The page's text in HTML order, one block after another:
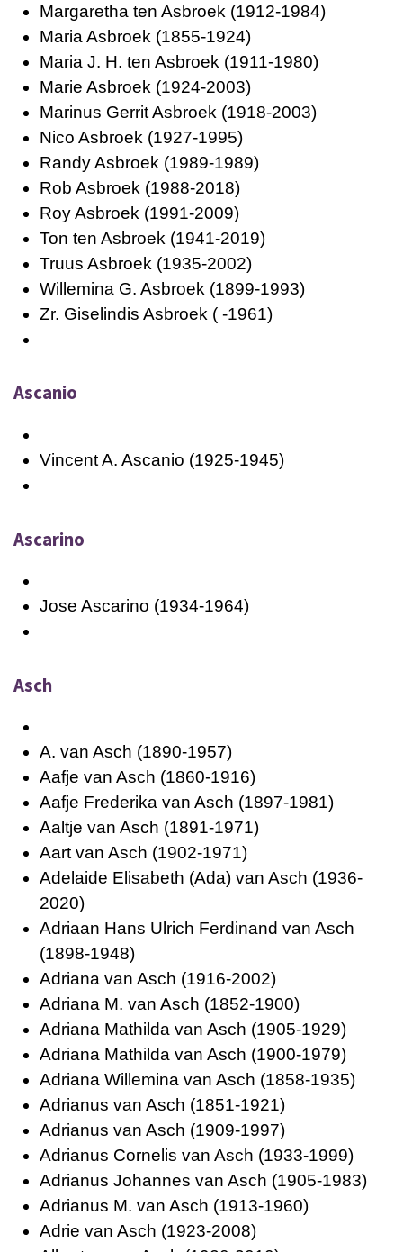
Margaretha ten Asbroek (1912-1984)
Maria Asbroek (1855-1924)
Maria J. H. ten Asbroek (1911-1980)
Marie Asbroek (1924-2003)
Marinus Gerrit Asbroek (1918-2003)
Nico Asbroek (1927-1995)
Randy Asbroek (1989-1989)
Rob Asbroek (1988-2018)
Roy Asbroek (1991-2009)
Ton ten Asbroek (1941-2019)
Truus Asbroek (1935-2002)
Willemina G. Asbroek (1899-1993)
Zr. Giselindis Asbroek ( -1961)
Ascanio
Vincent A. Ascanio (1925-1945)
Ascarino
Jose Ascarino (1934-1964)
Asch
A. van Asch (1890-1957)
Aafje van Asch (1860-1916)
Aafje Frederika van Asch (1897-1981)
Aaltje van Asch (1891-1971)
Aart van Asch (1902-1971)
Adelaide Elisabeth (Ada) van Asch (1936-
2020)
Adriaan Hans Ulrich Ferdinand van Asch
(1898-1948)
Adriana van Asch (1916-2002)
Adriana M. van Asch (1852-1900)
Adriana Mathilda van Asch (1905-1929)
Adriana Mathilda van Asch (1900-1979)
Adriana Willemina van Asch (1858-1935)
Adrianus van Asch (1851-1921)
Adrianus van Asch (1909-1997)
Adrianus Cornelis van Asch (1933-1999)
Adrianus Johannes van Asch (1905-1983)
Adrianus M. van Asch (1913-1960)
Adrie van Asch (1923-2008)